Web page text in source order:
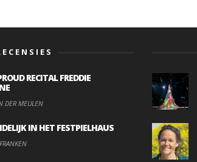
RECITAL FREDDIE
DER MEULEN
IN HET FESTPIELHAUS